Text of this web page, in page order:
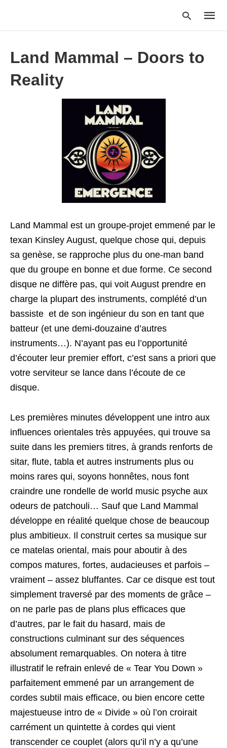
Land Mammal – Doors to
Reality
Land Mammal est un groupe-projet emmené par le
texan Kinsley August, quelque chose qui, depuis
sa genèse, se rapproche plus du one-man band
que du groupe en bonne et due forme. Ce second
disque ne diffère pas, qui voit August prendre en
charge la plupart des instruments, complété d’un
bassiste et de son ingénieur du son en tant que
batteur (et une demi-douzaine d’autres
instruments…). N’ayant pas eu l’opportunité
d’écouter leur premier effort, c’est sans a priori que
votre serviteur se lance dans l’écoute de ce
disque.
Les premières minutes développent une intro aux
influences orientales très appuyées, qui trouve sa
suite dans les premiers titres, à grands renforts de
sitar, flute, tabla et autres instruments plus ou
moins rares qui, soyons honnêtes, nous font
craindre une rondelle de world music psyche aux
odeurs de patchouli… Sauf que Land Mammal
développe en réalité quelque chose de beaucoup
plus ambitieux. Il construit certes sa musique sur
ce matelas oriental, mais pour aboutir à des
compos matures, fortes, audacieuses et parfois –
vraiment – assez bluffantes. Car ce disque est tout
simplement traversé par des moments de grâce –
on ne parle pas de plans plus efficaces que
d’autres, par le fait du hasard, mais de
constructions culminant sur des séquences
absolument remarquables. On notera à titre
illustratif le refrain enlevé de « Tear You Down »
parfaitement emmené par un arrangement de
cordes subtil mais efficace, ou bien encore cette
majestueuse intro de « Divide » où l’on croirait
carrément un quintette à cordes qui vient
transcender ce couplet (alors qu’il n’y a qu’une